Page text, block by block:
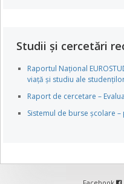
Studii și cercetări
Raportul Național
viață și studiu ale
Raport de cercetare –
Sistemul de burse școlare